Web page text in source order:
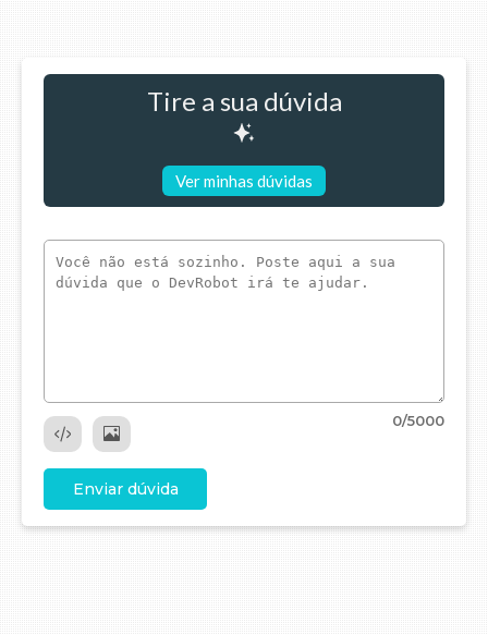
Tire a sua dúvida
Ver minhas dúvidas
0/5000
Enviar dúvida